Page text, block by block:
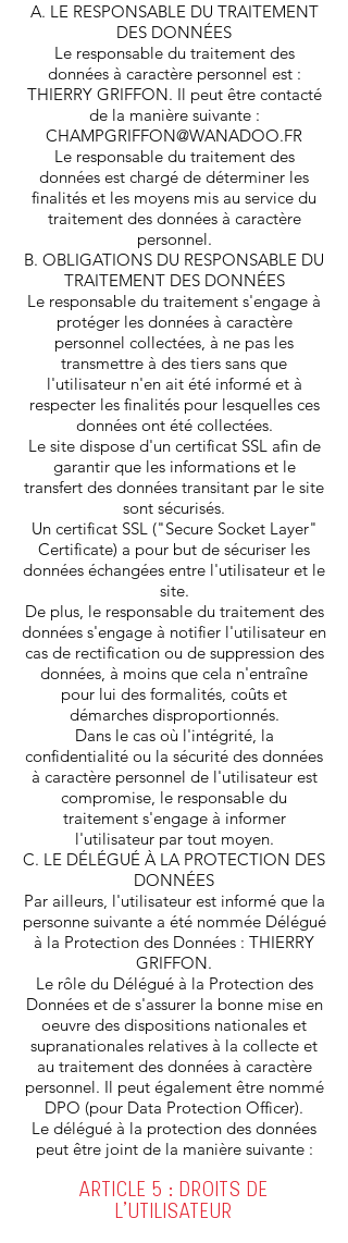
A. LE RESPONSABLE DU TRAITEMENT
DES DONNÉES
Le responsable du traitement des
données à caractère personnel est :
THIERRY GRIFFON. Il peut être contacté
de la manière suivante :
CHAMPGRIFFON@WANADOO.FR
Le responsable du traitement des
données est chargé de déterminer les
finalités et les moyens mis au service du
traitement des données à caractère
personnel.
B. OBLIGATIONS DU RESPONSABLE DU
TRAITEMENT DES DONNÉES
Le responsable du traitement s'engage à
protéger les données à caractère
personnel collectées, à ne pas les
transmettre à des tiers sans que
l'utilisateur n'en ait été informé et à
respecter les finalités pour lesquelles ces
données ont été collectées.
Le site dispose d'un certificat SSL afin de
garantir que les informations et le
transfert des données transitant par le site
sont sécurisés.
Un certificat SSL ("Secure Socket Layer"
Certificate) a pour but de sécuriser les
données échangées entre l'utilisateur et le
site.
De plus, le responsable du traitement des
données s'engage à notifier l'utilisateur en
cas de rectification ou de suppression des
données, à moins que cela n'entraîne
pour lui des formalités, coûts et
démarches disproportionnés.
Dans le cas où l'intégrité, la
confidentialité ou la sécurité des données
à caractère personnel de l'utilisateur est
compromise, le responsable du
traitement s'engage à informer
l'utilisateur par tout moyen.
C. LE DÉLÉGUÉ À LA PROTECTION DES
DONNÉES
Par ailleurs, l'utilisateur est informé que la
personne suivante a été nommée Délégué
à la Protection des Données : THIERRY
GRIFFON.
Le rôle du Délégué à la Protection des
Données et de s'assurer la bonne mise en
oeuvre des dispositions nationales et
supranationales relatives à la collecte et
au traitement des données à caractère
personnel. Il peut également être nommé
DPO (pour Data Protection Officer).
Le délégué à la protection des données
peut être joint de la manière suivante :
ARTICLE 5 : DROITS DE
L'UTILISATEUR